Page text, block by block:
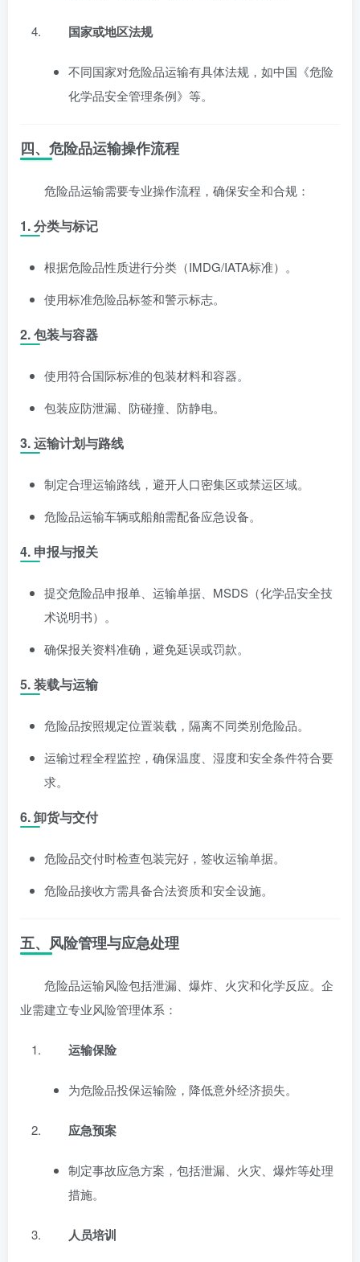
国家或地区法规
不同国家对危险品运输有具体法规，如中国《危险
化学品安全管理条例》等。
四、危险品运输操作流程
危险品运输需要专业操作流程，确保安全和合规：
1. 分类与标记
根据危险品性质进行分类（IMDG/IATA标准）。
使用标准危险品标签和警示标志。
2. 包装与容器
使用符合国际标准的包装材料和容器。
包装应防泄漏、防碰撞、防静电。
3. 运输计划与路线
制定合理运输路线，避开人口密集区或禁运区域。
危险品运输车辆或船舶需配备应急设备。
4. 申报与报关
提交危险品申报单、运输单据、MSDS（化学品安全技
术说明书）。
确保报关资料准确，避免延误或罚款。
5. 装载与运输
危险品按照规定位置装载，隔离不同类别危险品。
运输过程全程监控，确保温度、湿度和安全条件符合要
求。
6. 卸货与交付
危险品交付时检查包装完好，签收运输单据。
危险品接收方需具备合法资质和安全设施。
五、风险管理与应急处理
危险品运输风险包括泄漏、爆炸、火灾和化学反应。企
业需建立专业风险管理体系：
运输保险
为危险品投保运输险，降低意外经济损失。
应急预案
制定事故应急方案，包括泄漏、火灾、爆炸等处理
措施。
人员培训